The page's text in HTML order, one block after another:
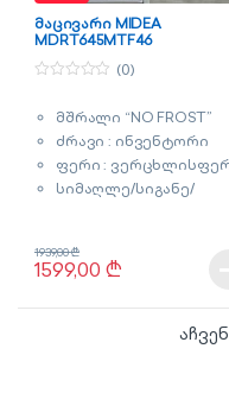
მაცივარი MIDEA
MDRT645MTF46
u
o
f
(0)
მშრალი “NO FROST”
ძრავი : ინვენტორი
ფერი :
სიმაღლე/სიგანე/
გარანტია : 3 წელი
1599,00 ₾
1939,00₾